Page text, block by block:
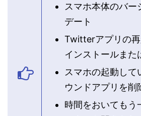
スマホ本体のバー
デート
Twitterアプリの
インストールまた
スマホの起動して
ウンドアプリを削
時間をおいてもう